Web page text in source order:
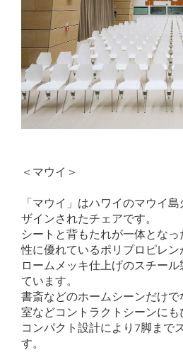
＜マウイ＞
「マウイ」はハワイのマウイ
ザインされたチェアです。
シートと背もたれが一体とな
性に優れているポリプロピレ
ロームメッキ仕上げのスチー
ています。
書斎などのホームシーンだけ
室などコントラクトシーンにも
コンパクト設計により7脚まで
す。